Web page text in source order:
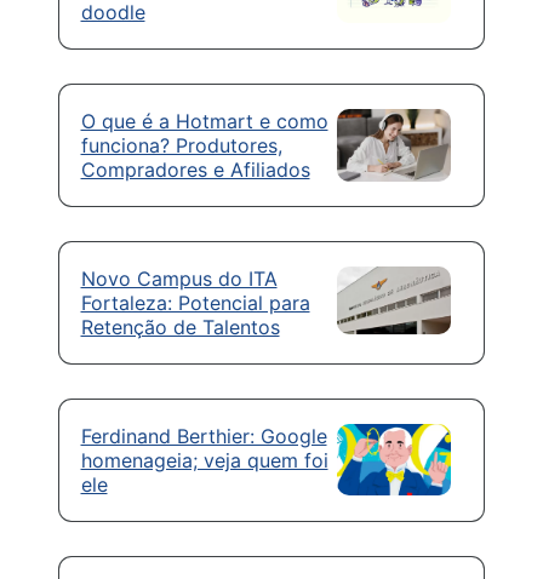
doodle
O que é a Hotmart e como
funciona? Produtores,
Compradores e Afiliados
Novo Campus do ITA
Fortaleza: Potencial para
Retenção de Talentos
Ferdinand Berthier: Google
homenageia; veja quem foi
ele